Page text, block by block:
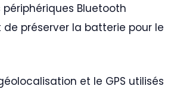
Bluetooth
préserver la batterie pour le
et le GPS utilisés